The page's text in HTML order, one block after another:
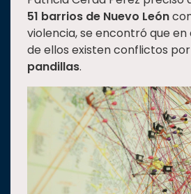
51 barrios de Nuevo León
violencia, se encontró que en
de ellos existen conflictos
pandillas.